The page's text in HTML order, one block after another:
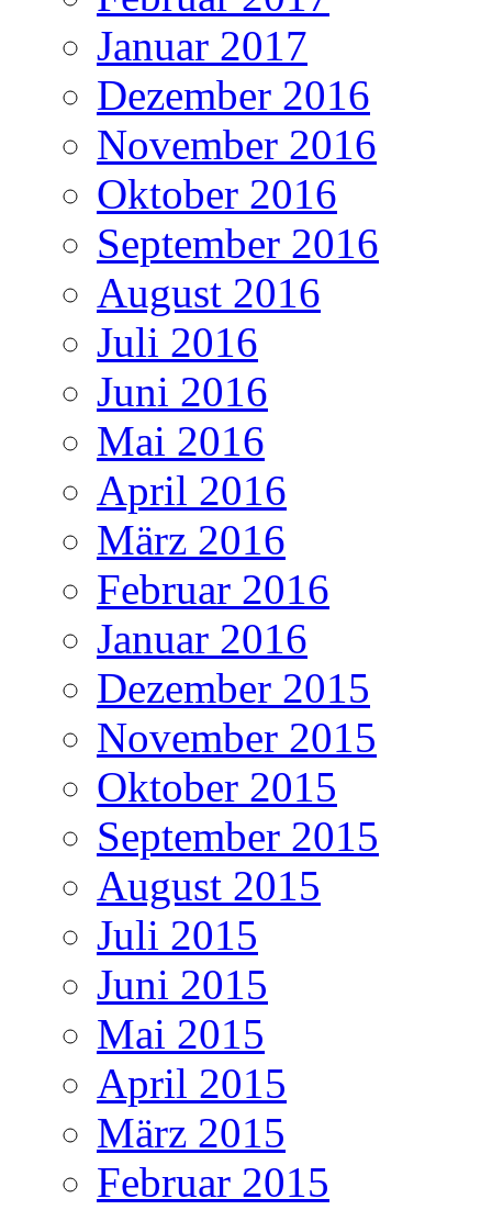
Januar 2017
Dezember 2016
November 2016
Oktober 2016
September 2016
August 2016
Juli 2016
Juni 2016
Mai 2016
April 2016
März 2016
Februar 2016
Januar 2016
Dezember 2015
November 2015
Oktober 2015
September 2015
August 2015
Juli 2015
Juni 2015
Mai 2015
April 2015
März 2015
Februar 2015